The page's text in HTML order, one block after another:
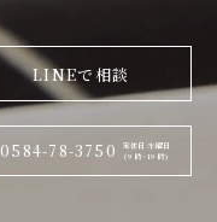
LINEで相談
0584-78-3750
定休日:水曜日
(9 時~19 時)